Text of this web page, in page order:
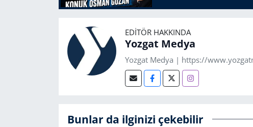
EDITÖR HAKKINDA
Yozgat Medya
Yozgat Medya | https://
Bunlar da ilginizi çekebilir